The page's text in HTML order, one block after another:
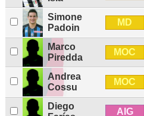
Simone
Padoin
MD
Marco
Piredda
MOC
Andrea
Cossu
MOC
Diego
AIG